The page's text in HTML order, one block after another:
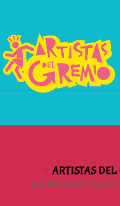
ARTISTAS
porArtistas del Gremio